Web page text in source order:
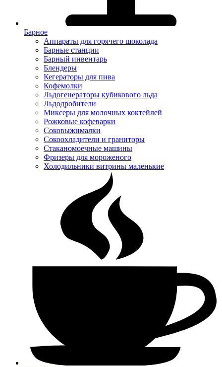
Барное
Аппараты для горячего шоколада
Барные станции
Барный инвентарь
Блендеры
Кегераторы для пива
Кофемолки
Льдогенераторы кубикового льда
Льдодробители
Миксеры для молочных коктейлей
Рожковые кофеварки
Соковыжималки
Сокоохладители и граниторы
Стаканомоечные машины
Фризеры для мороженого
Холодильники витрины маленькие